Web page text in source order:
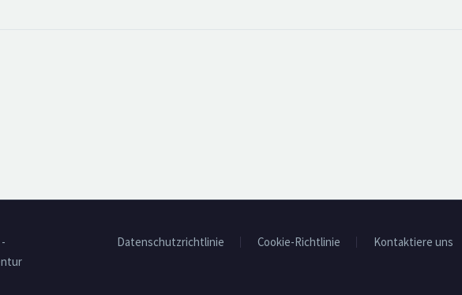
Datenschutzrichtlinie Cookie-Richtlinie Kontaktiere uns